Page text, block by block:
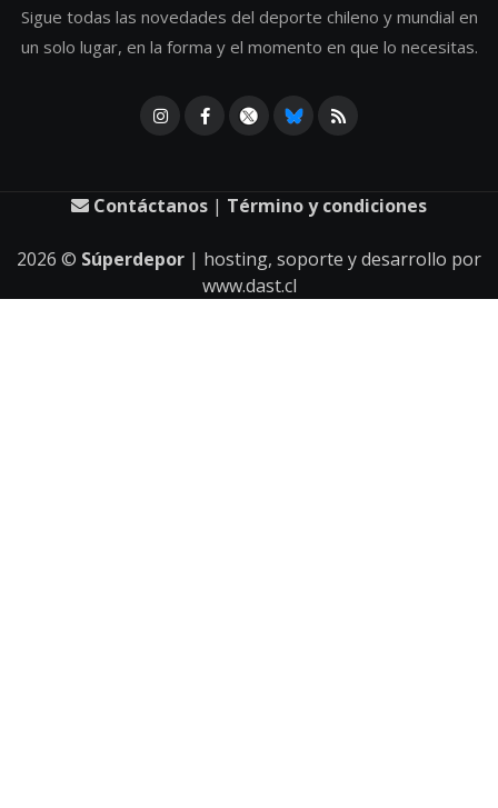
Sigue todas las novedades del deporte chileno y mundial en
un solo lugar, en la forma y el momento en que lo necesitas.
Contáctanos | Término y condiciones
2026 © Súperdepor | hosting, soporte y desarrollo por
www.dast.cl